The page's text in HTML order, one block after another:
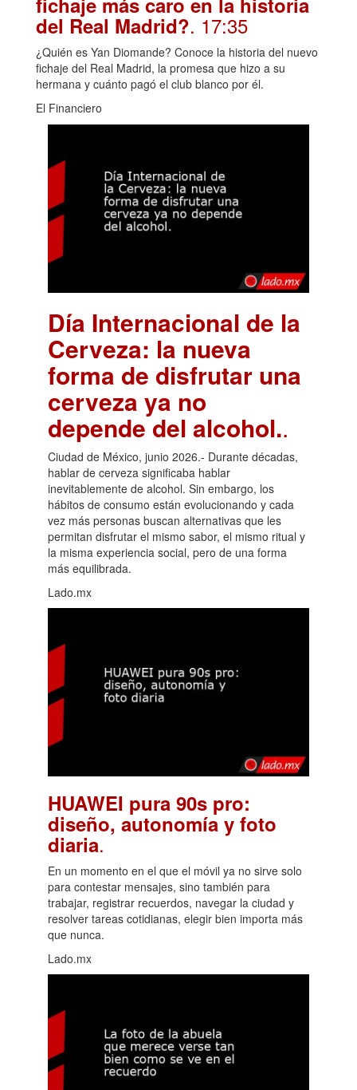
del Real Madrid?. 17:35
¿Quién es Yan Diomande? Conoce la historia del nuevo
fichaje del Real Madrid, la promesa que hizo a su
hermana y cuánto pagó el club blanco por él.
El Financiero
Día Internacional de la
Cerveza: la nueva
forma de disfrutar una
cerveza ya no
depende del alcohol..
Ciudad de México, junio 2026.- Durante décadas,
hablar de cerveza significaba hablar
inevitablemente de alcohol. Sin embargo, los
hábitos de consumo están evolucionando y cada
vez más personas buscan alternativas que les
permitan disfrutar el mismo sabor, el mismo ritual y
la misma experiencia social, pero de una forma
más equilibrada.
Lado.mx
HUAWEI pura 90s pro:
diseño, autonomía y foto
diaria.
En un momento en el que el móvil ya no sirve solo
para contestar mensajes, sino también para
trabajar, registrar recuerdos, navegar la ciudad y
resolver tareas cotidianas, elegir bien importa más
que nunca.
Lado.mx